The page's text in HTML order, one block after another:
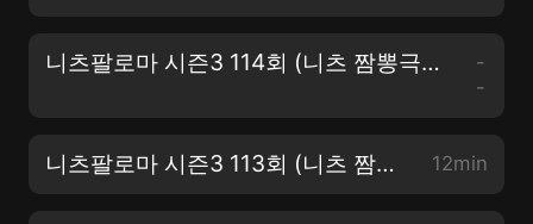
니츠팔로마 시즌3 114회 (니츠 짬뽕극장 11-8화 쩐의 다모 청춘시대)
-
-
니츠팔로마 시즌3 113회 (니츠 짬뽕극장 11-7화 쩐의 다모 청춘시대) 12min